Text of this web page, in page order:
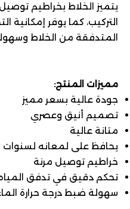
يتميز الخلاط بخراطيم
التركيب، كما يوفر إمكانية
المتدفقة من الخلاط
مميزات المنتج:
جودة عالية بسعر مميز
تصميم أنيق وعصري
متانة عالية
يحافظ على لمعانه لسنوات
خراطيم توصيل مرنة
تحكم دقيق في تدفق
سهولة ضبط درجة حرارة